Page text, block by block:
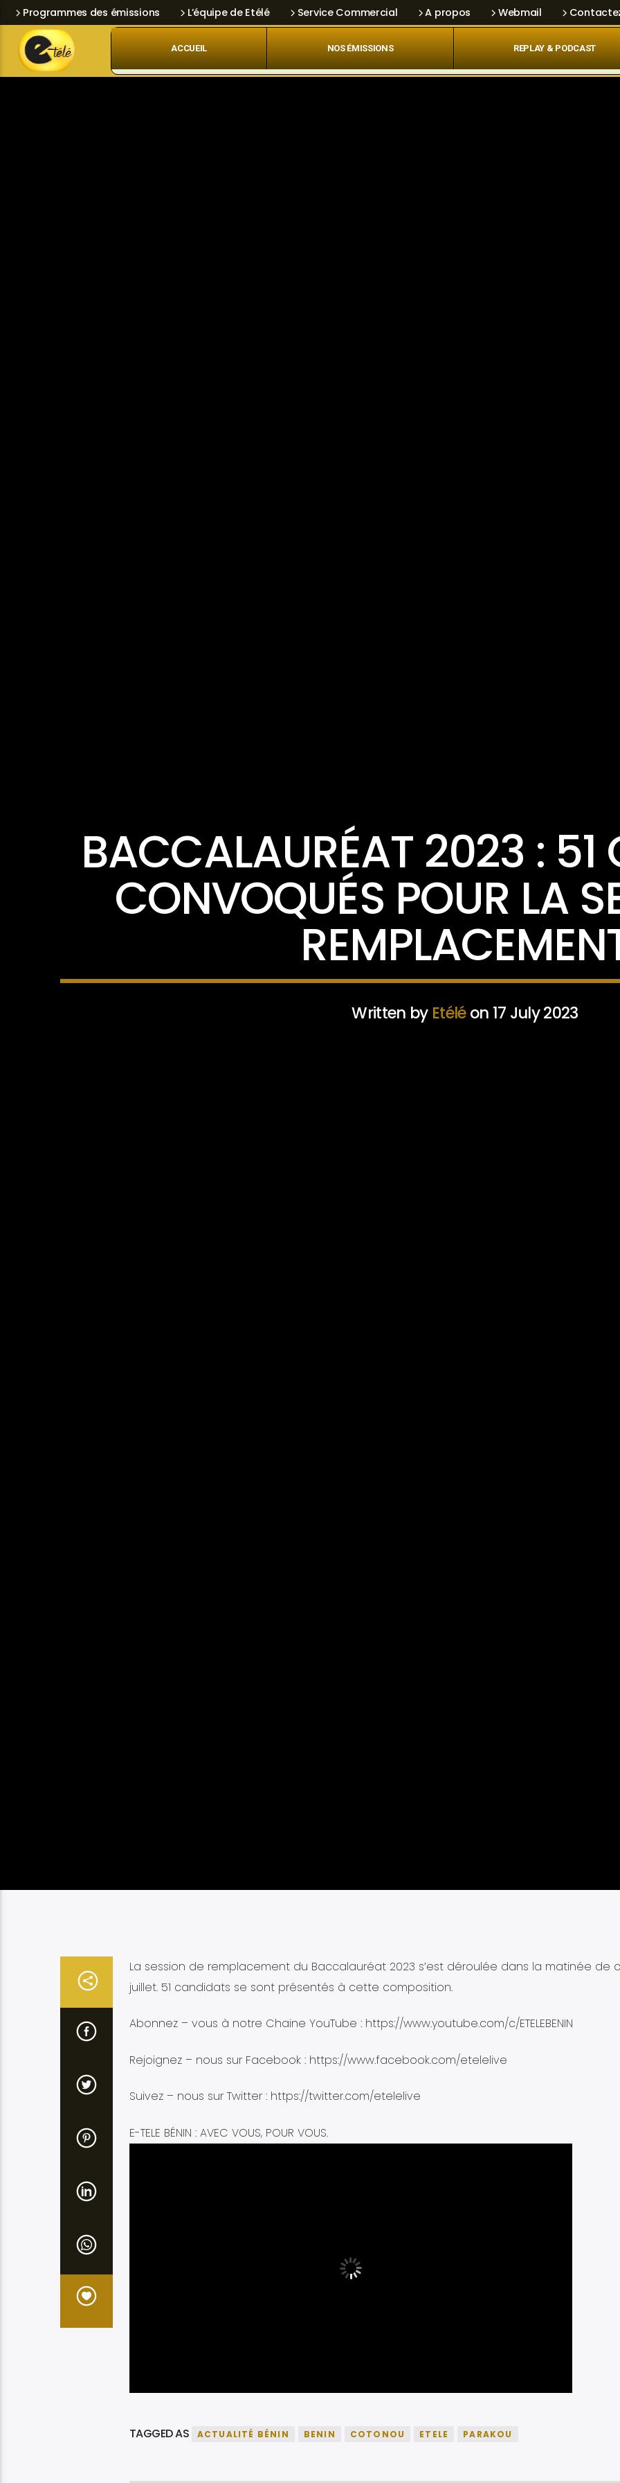
Programmes des émissions L’équipe de Etélé Service Commercial A propos Webmail
ACCUEIL NOS ÉMISSIONS REPLAY & PODCAST
BACCALAURÉAT 2023 : 51
CONVOQUÉS POUR LA
Written by Etéléon 17 July 2023
La session de remplacement du Baccalauréat 2023 s’est déroulée dans la matinée de
juillet. 51 candidats se sont présentés à cette composition.
Abonnez – vous à notre Chaine YouTube : https://www.youtube.com/c/ETELEBENIN
Rejoignez – nous sur Facebook : https://www.facebook.com/etelelive
Suivez – nous sur Twitter : https://twitter.com/etelelive
E-TELE BÉNIN : AVEC VOUS, POUR VOUS.
TAGGED AS ACTUALITÉ BÉNIN BENIN COTONOU ETELE PARAKOU